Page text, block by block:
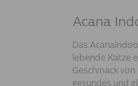
Acana
Das
lebende Katze
Geschmack
gesundes und